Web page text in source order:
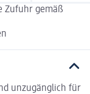
Zufuhr gemäß
unzugänglich für